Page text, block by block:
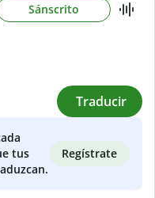
Sánscrito
Traducir
tus
Regístrate